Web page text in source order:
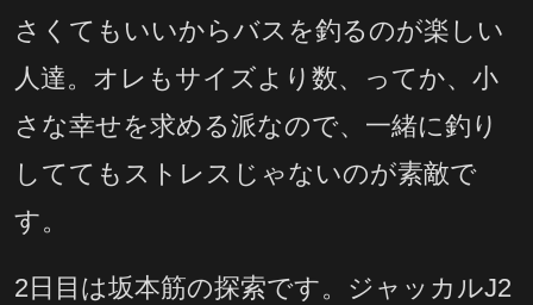
さくてもいいからバスを釣るのが楽しい
人達。オレもサイズより数、ってか、小
さな幸せを求める派なので、一緒に釣り
しててもストレスじゃないのが素敵で
す。
2日目は坂本筋の探索です。ジャッカルJ2